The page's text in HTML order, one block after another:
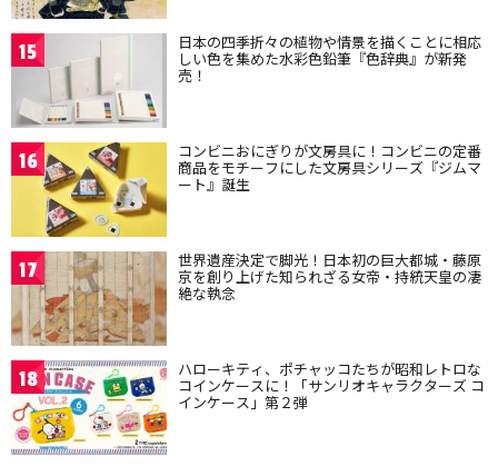
15 日本の四季折々の植物や情景を描くことに相応
しい色を集めた水彩色鉛筆『色辞典』が新発
売！
16 コンビニおにぎりが文房具に！コンビニの定番
商品をモチーフにした文房具シリーズ『ジムマ
ート』誕生
17 世界遺産決定で脚光！日本初の巨大都城・藤原
京を創り上げた知られざる女帝・持統天皇の凄
絶な執念
18 ハローキティ、ポチャッコたちが昭和レトロな
コインケースに！「サンリオキャラクターズ コ
インケース」第２弾